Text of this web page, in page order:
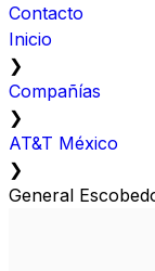
Contacto
Inicio
❯
Compañías
❯
AT&T México
❯
General